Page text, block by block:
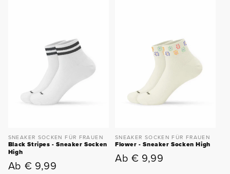
SNEAKER SOCKEN FÜR FRAUEN
Black Stripes - Sneaker Socken
High
Normaler
Ab € 9,99
SNEAKER SOCKEN FÜR FRAUEN
Flower - Sneaker Socken High
Normaler
Ab € 9,99